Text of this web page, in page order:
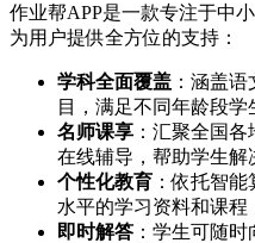
作业帮APP是一款专注于中
为用户提供全方位的支持：
学科全面覆盖 ：涵盖
目，满足不同年龄段学
名师课享 ：汇聚全国
在线辅导，帮助学生解
个性化教育 ：依托智
水平的学习资料和课程
即时解答 ：学生可随